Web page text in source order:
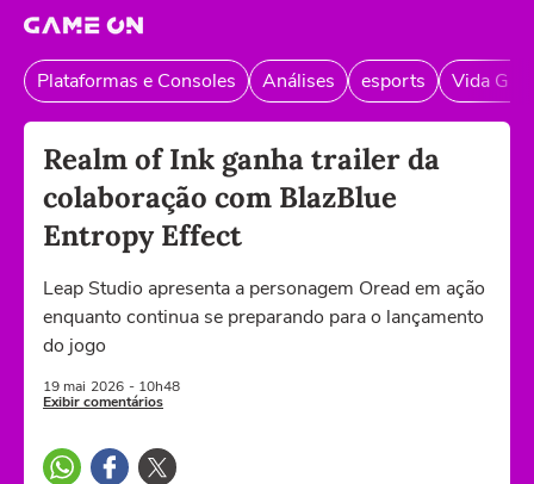
Plataformas e Consoles Análises esports Vida
Realm of Ink ganha trailer da
colaboração com BlazBlue
Entropy Effect
Leap Studio apresenta a personagem Oread em ação
enquanto continua se preparando para o lançamento
do jogo
19 mai 2026 - 10h48
Exibir comentários